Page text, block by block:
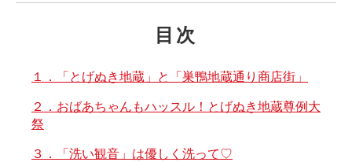
目次
１．「とげぬき地蔵」と「巣鴨地蔵通り商店街」
２．おばあちゃんもハッスル！とげぬき地蔵尊例大
祭
３．「洗い観音」は優しく洗って♡